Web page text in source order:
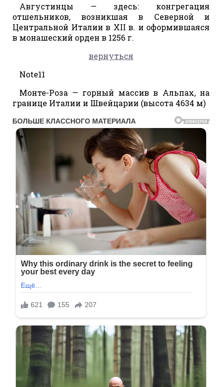
Августинцы — здесь: конгрегация
отшельников, возникшая в Северной и
Центральной Италии в XII в. и оформившаяся
в монашеский орден в 1256 г.
вернуться
Note11
Монте-Роза — горный массив в Альпах, на
границе Италии и Швейцарии (высота 4634 м)